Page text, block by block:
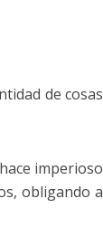
de cosas
imperioso
obligando a